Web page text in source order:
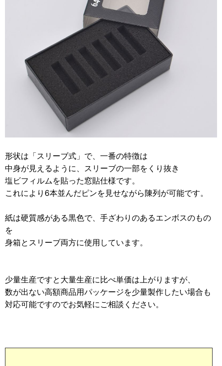
形状は「スリーブ式」で、一番の特徴は
中身が見えるように、スリーブの一部をくり抜き
塩ビフィルムを貼った窓貼仕様です。
これにより6本並んだピンを見せながら陳列が可能です。
紙は硬質感がある黒色で、手ざわりのあるエンボスのもの
を
身箱とスリーブ両方に使用しています。
少量生産ですと大量生産に比べ単価は上がりますが、
数が出ない高額商品用パッケージを少量製作したい場合も
対応可能ですのでお気軽にご相談ください。